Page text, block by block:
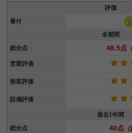
評価
番付
全期間
総合点
48.5点
営業評価
接客評価
設備評価
過去1年間
総合点
40点